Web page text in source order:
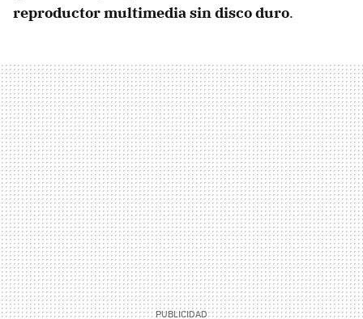
reproductor multimedia sin disco duro.